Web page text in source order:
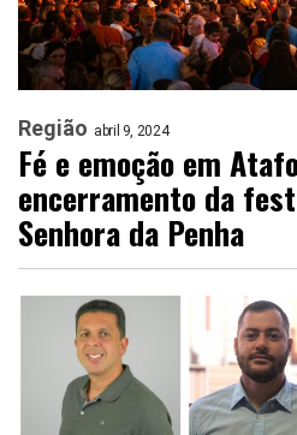
Região abril 9, 2024
Fé e emoção em
encerramento da
Senhora da Penha